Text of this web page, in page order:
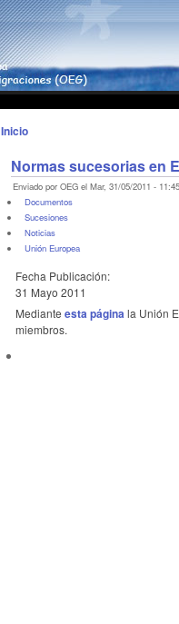
Inicio
Normas sucesorias en
Enviado por OEG el Mar, 31/05/2011 -
Documentos
Sucesiones
Noticias
Unión Europea
Fecha Publicación:
31 Mayo 2011
Mediante esta páginala Unión
miembros.